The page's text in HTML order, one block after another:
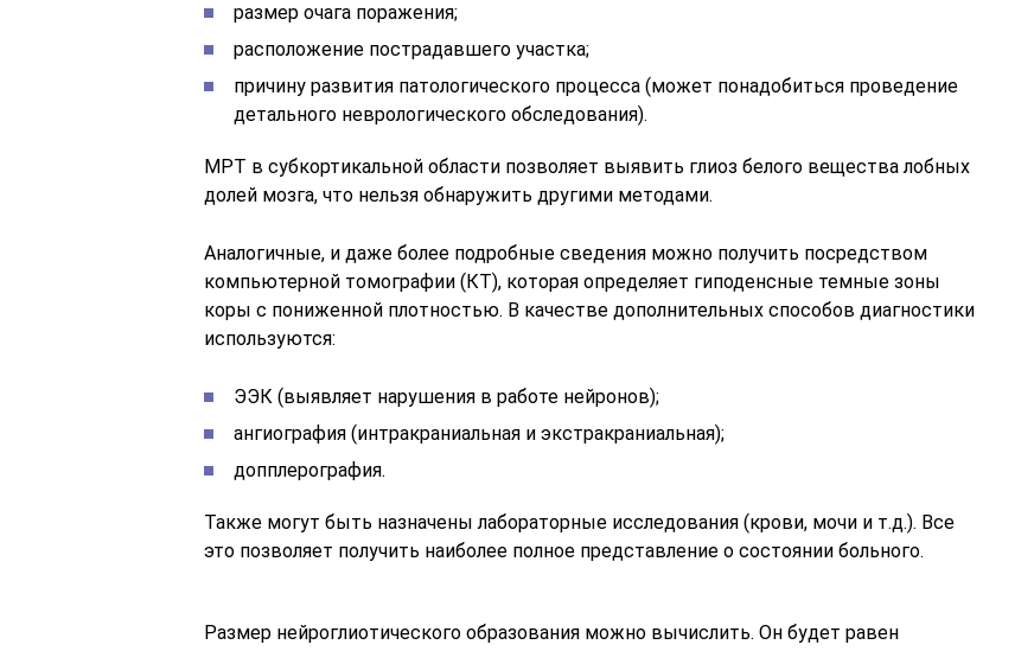
размер очага поражения;
расположение пострадавшего участка;
причину развития патологического процесса (может понадобиться проведение
детального неврологического обследования).
МРТ в субкортикальной области позволяет выявить глиоз белого вещества лобных
долей мозга, что нельзя обнаружить другими методами.
Аналогичные, и даже более подробные сведения можно получить посредством
компьютерной томографии (КТ), которая определяет гиподенсные темные зоны
коры с пониженной плотностью. В качестве дополнительных способов диагностики
используются:
ЭЭК (выявляет нарушения в работе нейронов);
ангиография (интракраниальная и экстракраниальная);
допплерография.
Также могут быть назначены лабораторные исследования (крови, мочи и т.д.). Все
это позволяет получить наиболее полное представление о состоянии больного.
Размер нейроглиотического образования можно вычислить. Он будет равен